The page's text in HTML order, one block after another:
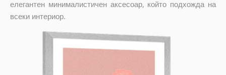
елегантен минималистичен аксесоар, който подхожда на
всеки интериор.